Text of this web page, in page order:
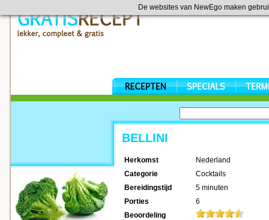
De websites van NewEgo maken
BELLINI
Herkomst
Nederland
Categorie
Cocktails
Bereidingstijd
5 minuten
Porties
6
Beoordeling